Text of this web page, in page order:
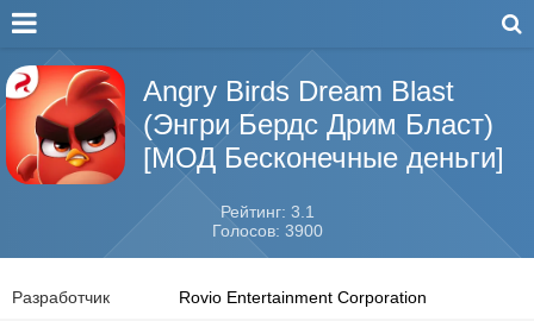
Angry Birds Dream Blast
(Энгри Бердс Дрим Бласт)
[МОД Бесконечные деньги]
Рейтинг: 3.1
Голосов: 3900
Разработчик Rovio Entertainment Corporation